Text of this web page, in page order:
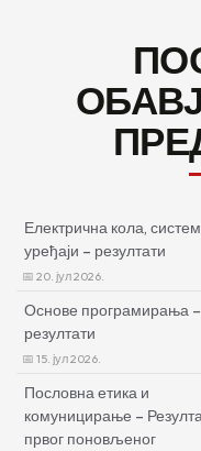
Електрична кола,
уређаји – резултати
20. јул 2026.
Основе програмирања –
резултати
15. јул 2026.
Пословна етика и
комуницирање –
првог поновљеног